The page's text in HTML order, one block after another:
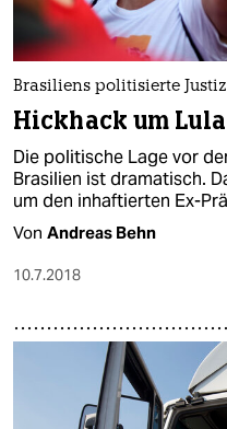
Brasiliens politisierte Justiz
Hickhack um
Die politische Lage vor
Brasilien ist dramatisch.
um den inhaftierten Ex-
Von Andreas Behn
10.7.2018